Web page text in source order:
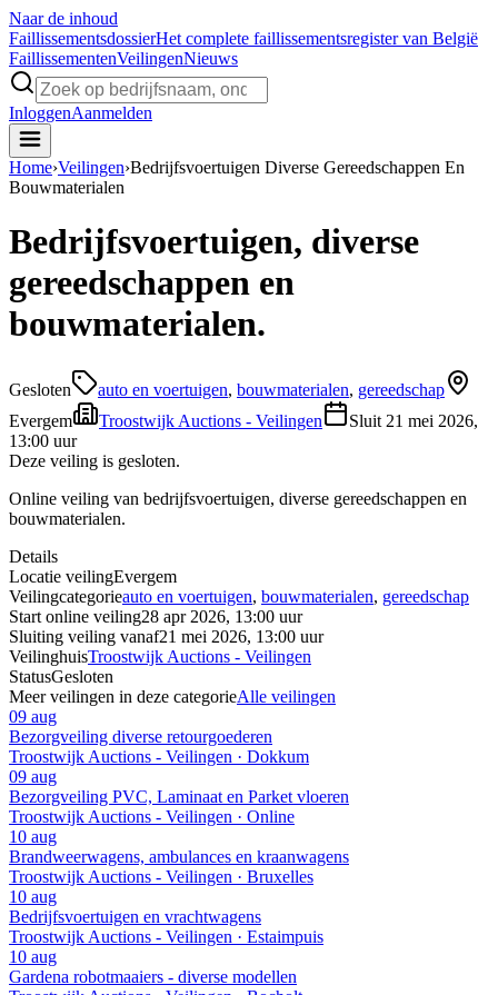
Naar de inhoud
FaillissementsdossierHet complete faillissementsregister van België
FaillissementenVeilingenNieuws
InloggenAanmelden
Home›Veilingen›Bedrijfsvoertuigen Diverse Gereedschappen En
Bouwmaterialen
Bedrijfsvoertuigen, diverse
gereedschappen en
bouwmaterialen.
Gesloten auto en voertuigen, bouwmaterialen, gereedschap
Evergem
Troostwijk Auctions - Veilingen Sluit 21 mei 2026,
13:00 uur
Deze veiling is gesloten.
Online veiling van bedrijfsvoertuigen, diverse gereedschappen en
bouwmaterialen.
Details
Locatie veilingEvergem
Veilingcategorieauto en voertuigen, bouwmaterialen, gereedschap
Start online veiling28 apr 2026, 13:00 uur
Sluiting veiling vanaf21 mei 2026, 13:00 uur
VeilinghuisTroostwijk Auctions - Veilingen
StatusGesloten
Meer veilingen in deze categorieAlle veilingen
09 aug
Bezorgveiling diverse retourgoederen
Troostwijk Auctions - Veilingen · Dokkum
09 aug
Bezorgveiling PVC, Laminaat en Parket vloeren
Troostwijk Auctions - Veilingen · Online
10 aug
Brandweerwagens, ambulances en kraanwagens
Troostwijk Auctions - Veilingen · Bruxelles
10 aug
Bedrijfsvoertuigen en vrachtwagens
Troostwijk Auctions - Veilingen · Estaimpuis
10 aug
Gardena robotmaaiers - diverse modellen